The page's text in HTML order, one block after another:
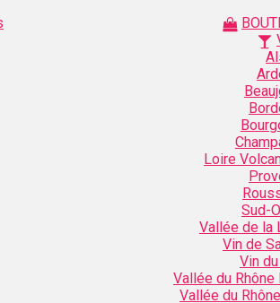
Loire
Sud-
Vallée de la
Vin de
Vin
Vallée du Rhône
Vallée du